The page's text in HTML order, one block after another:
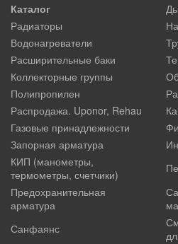
Каталог
Радиаторы
Водонагреватели
Расширительные баки
Коллекторные группы
Полипропилен
Распродажа. Uponor, Rehau
Газовые принадлежности
Запорная арматура
КИП (манометры,
термометры, счетчики)
Предохранительная
арматура
Санфаянс